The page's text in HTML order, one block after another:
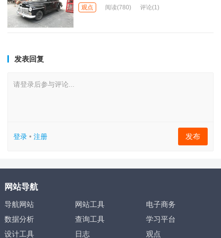
观点 阅读(780) 评论(1)
发表回复
请登录后参与评论...
登录 • 注册 发布
网站导航
导航网站 网站工具
电子商务
数据分析
查询工具
学习平台
设计工具
日志 观点